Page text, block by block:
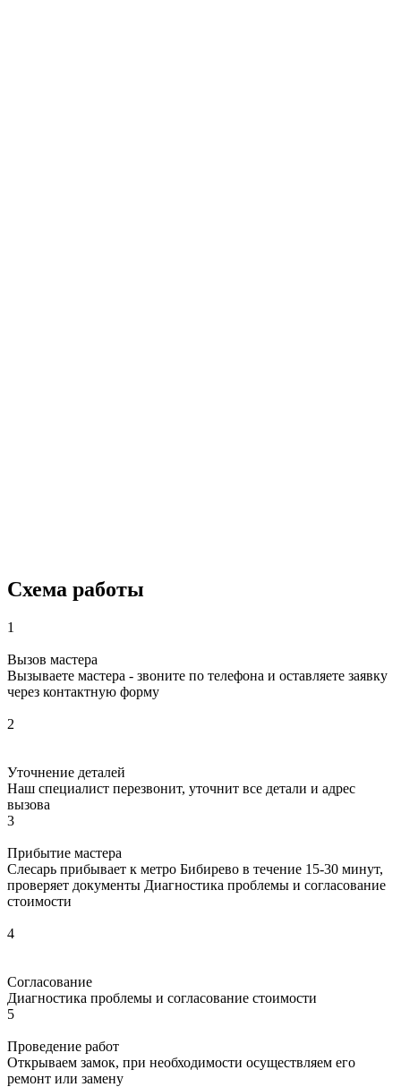
Схема работы
1
Вызов мастера
Вызываете мастера - звоните по телефона и оставляете заявку
через контактную форму
2
Уточнение деталей
Наш специалист перезвонит, уточнит все детали и адрес
вызова
3
Прибытие мастера
Слесарь прибывает к метро Бибирево в течение 15-30 минут,
проверяет документы Диагностика проблемы и согласование
стоимости
4
Согласование
Диагностика проблемы и согласование стоимости
5
Проведение работ
Открываем замок, при необходимости осуществляем его
ремонт или замену